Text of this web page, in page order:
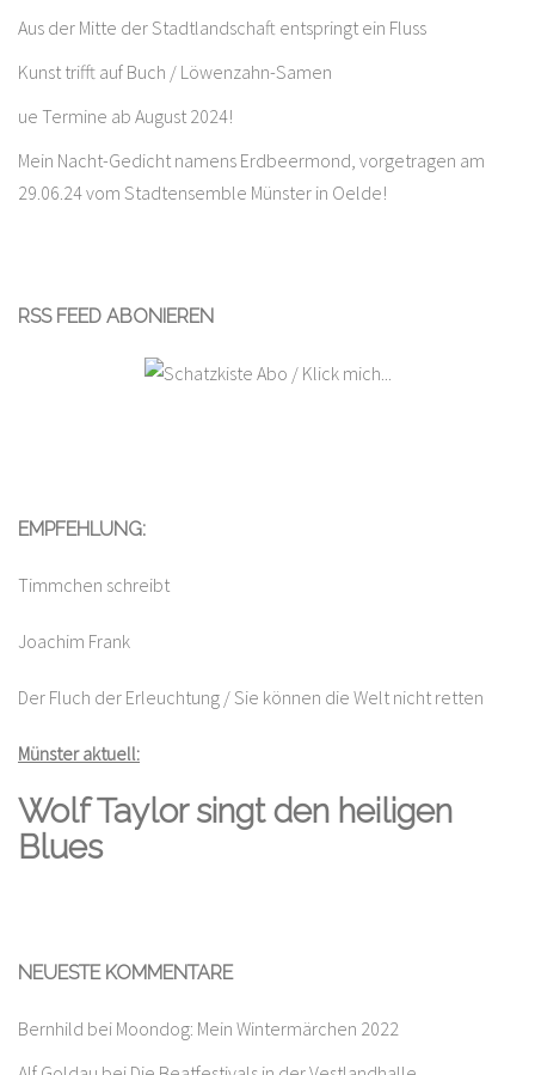
Aus der Mitte der Stadtlandschaft entspringt ein Fluss
Kunst trifft auf Buch / Löwenzahn-Samen
ue Termine ab August 2024!
Mein Nacht-Gedicht namens Erdbeermond, vorgetragen am
29.06.24 vom Stadtensemble Münster in Oelde!
RSS FEED ABONIEREN
EMPFEHLUNG:
Timmchen schreibt
Joachim Frank
Der Fluch der Erleuchtung / Sie können die Welt nicht retten
Münster aktuell:
Wolf Taylor singt den heiligen
Blues
NEUESTE KOMMENTARE
Bernhild bei Moondog: Mein Wintermärchen 2022